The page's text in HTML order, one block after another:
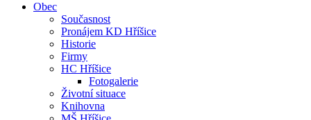
Obec
Současnost
Pronájem KD Hříšice
Historie
Firmy
HC Hříšice
Fotogalerie
Životní situace
Knihovna